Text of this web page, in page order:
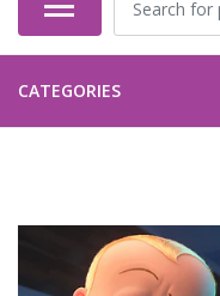
CATEGORIES